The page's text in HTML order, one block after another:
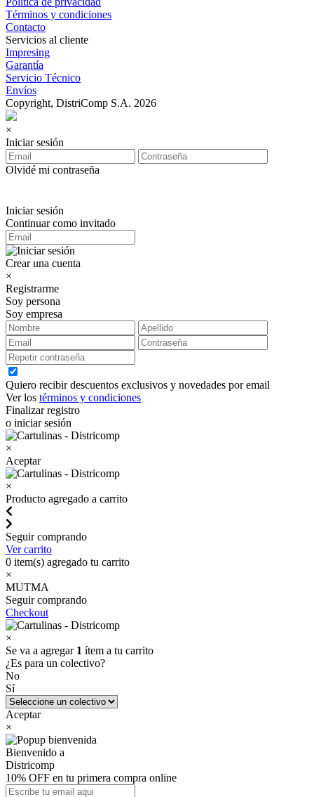
Términos y condiciones
Contacto
Servicios al cliente
Impresing
Garantía
Servicio Técnico
Envíos
Copyright, DistriComp S.A. 2026
×
Iniciar sesión
Olvidé mi contraseña
Iniciar sesión
Continuar como invitado
Crear una cuenta
×
Registrarme
Soy persona
Soy empresa
Quiero recibir descuentos exclusivos y novedades por email
Ver los términos y condiciones
Finalizar registro
o iniciar sesión
×
Aceptar
×
Producto agregado a carrito
Seguir comprando
Ver carrito
0 item(s) agregado tu carrito
×
MUTMA
Seguir comprando
Checkout
×
Se va a agregar 1 ítem a tu carrito
¿Es para un colectivo?
No
Sí
Aceptar
×
Bienvenido a
Districomp
10% OFF en tu primera compra online